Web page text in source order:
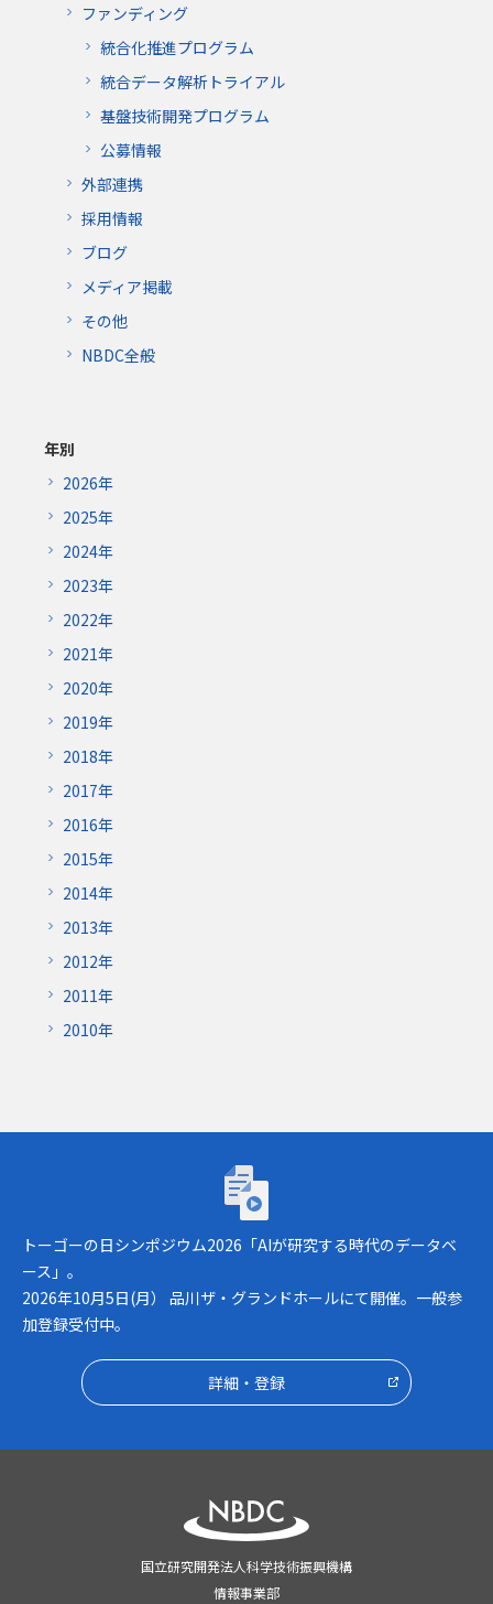
ファンディング
統合化推進プログラム
統合データ解析トライアル
基盤技術開発プログラム
公募情報
外部連携
採用情報
ブログ
メディア掲載
その他
NBDC全般
年別
2026年
2025年
2024年
2023年
2022年
2021年
2020年
2019年
2018年
2017年
2016年
2015年
2014年
2013年
2012年
2011年
2010年
トーゴーの日シンポジウム2026「AIが研究
トーゴーの日シンポジウム2026「AIが研究する時代のデータベ
ース」。
2026年10月5日(月） 品川ザ・グランドホールにて開催。一般参
加登録受付中。
詳細・登録
国立研究開発法人科学技術振興機構
情報事業部